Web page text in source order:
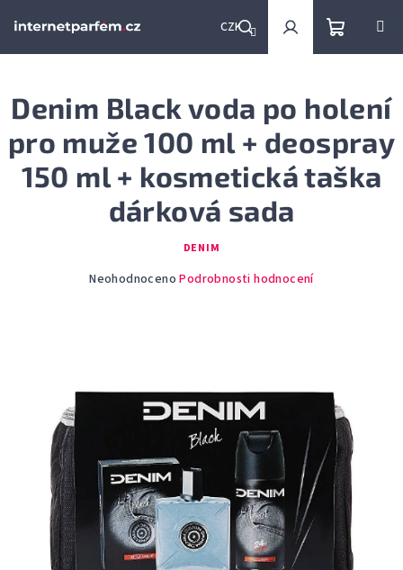
CZK
Hledat PřihlášeníNákupní
košík
Denim Black voda po holení
pro muže 100 ml + deospray
150 ml + kosmetická taška
dárková sada
DENIM
Průměrné
5
hvězdiček.
Neohodnoceno Podrobnosti hodnocení